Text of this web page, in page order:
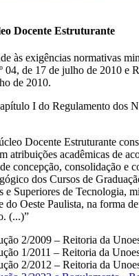
Docente Estruturante
às exigências normativas
de 17 de julho de 2010 e
de 2010.
I do Regulamento dos
Docente Estruturante
atribuições acadêmicas de
concepção, consolidação e
dos Cursos de
e Superiores de Tecnologia,
do Oeste Paulista, na forma
(...)”
2/2009 – Reitoria da
1/2011 – Reitoria da
2/2012 – Reitoria da